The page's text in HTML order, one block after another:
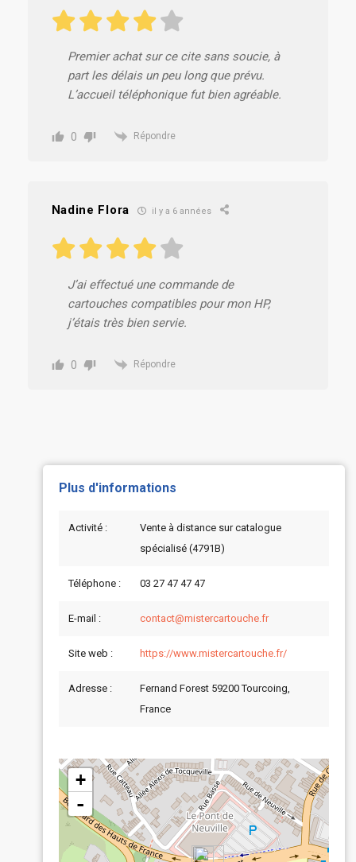
Premier achat sur ce cite sans soucie, à
part les délais un peu long que prévu.
L’accueil téléphonique fut bien agréable.
0 Répondre
Nadine Flora il y a 6 années
J’ai effectué une commande de
cartouches compatibles pour mon HP,
j’étais très bien servie.
0 Répondre
Plus d'informations
Activité :
Vente à distance sur catalogue
spécialisé (4791B)
Téléphone : 03 27 47 47 47
E-mail : contact@mistercartouche.fr
Site web : https://www.mistercartouche.fr/
Adresse :
Fernand Forest 59200 Tourcoing,
France
+
-